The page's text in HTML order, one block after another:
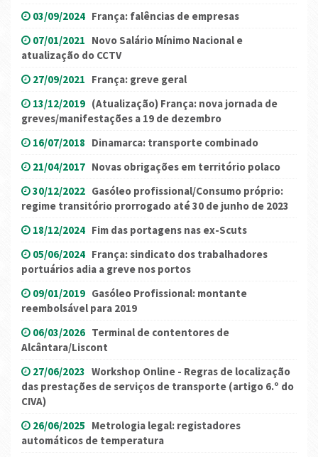
03/09/2024 França: falências de empresas
07/01/2021 Novo Salário Mínimo Nacional e
atualização do CCTV
27/09/2021 França: greve geral
13/12/2019 (Atualização) França: nova jornada de
greves/manifestações a 19 de dezembro
16/07/2018 Dinamarca: transporte combinado
21/04/2017 Novas obrigações em território polaco
30/12/2022 Gasóleo profissional/Consumo próprio:
regime transitório prorrogado até 30 de junho de 2023
18/12/2024 Fim das portagens nas ex-Scuts
05/06/2024 França: sindicato dos trabalhadores
portuários adia a greve nos portos
09/01/2019 Gasóleo Profissional: montante
reembolsável para 2019
06/03/2026 Terminal de contentores de
Alcântara/Liscont
27/06/2023 Workshop Online - Regras de localização
das prestações de serviços de transporte (artigo 6.º do
CIVA)
26/06/2025 Metrologia legal: registadores
automáticos de temperatura